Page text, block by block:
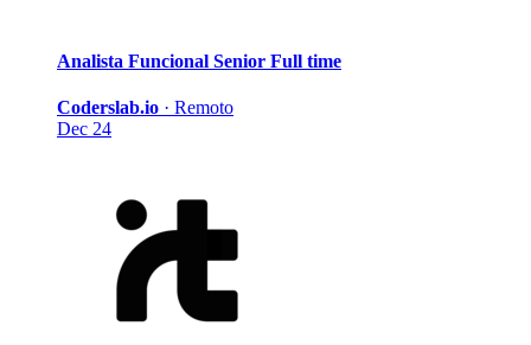
Analista Funcional Senior Full time
Coderslab.io · Remoto
Dec 24